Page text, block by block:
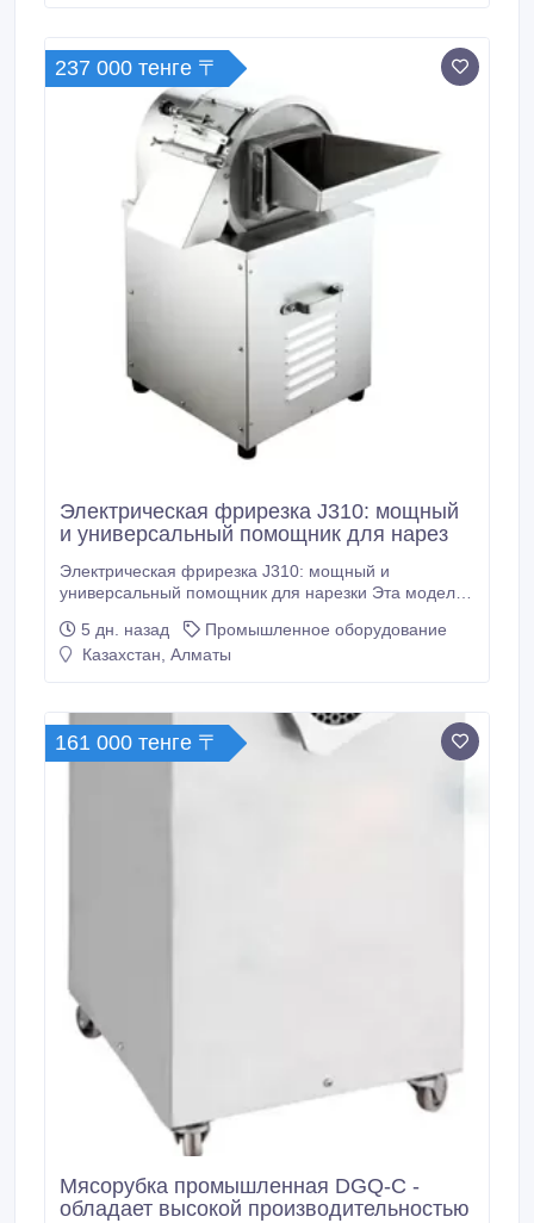
237 000 тенге 〒
Электрическая фрирезка J310: мощный
и универсальный помощник для нарез
Электрическая фрирезка J310: мощный и
универсальный помощник для нарезки Эта модель
стали и идеально подходит для нарезки овощей,
фри, включая морковь для плова. Электрическая
полосками.
5 дн. назад
Промышленное оборудование
Казахстан, Алматы
161 000 тенге 〒
Мясорубка промышленная DGQ-C -
обладает высокой производительностью